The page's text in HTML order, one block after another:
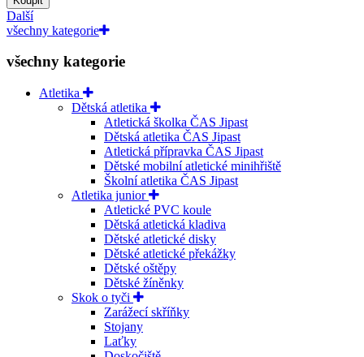
Další
všechny kategorie
všechny kategorie
Atletika
Dětská atletika
Atletická školka ČAS Jipast
Dětská atletika ČAS Jipast
Atletická přípravka ČAS Jipast
Dětské mobilní atletické minihřiště
Školní atletika ČAS Jipast
Atletika junior
Atletické PVC koule
Dětská atletická kladiva
Dětské atletické disky
Dětské atletické překážky
Dětské oštěpy
Dětské žíněnky
Skok o tyči
Zarážecí skříňky
Stojany
Laťky